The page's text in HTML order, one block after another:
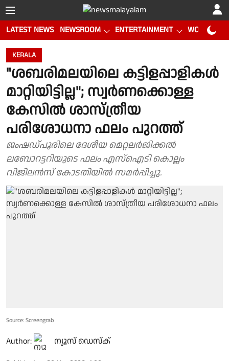
LATEST NEWS NEWSROOM ENTERTAINMENT WORLD CUP
KERALA
"ശബരിമലയിലെ കട്ടിളപ്പാളികൾ
മാറ്റിയിട്ടില്ല"; സ്വർണക്കൊള്ള
കേസിൽ ശാസ്ത്രീയ
പരിശോധനാ ഫലം പുറത്ത്
ജംഷഡ്‌പൂരിലെ ദേശീയ മെറ്റലർജിക്കൽ
ലബോറട്ടറിയുടെ ഫലം എസ്ഐടി കൊല്ലം
വിജിലൻസ് കോടതിയിൽ സമർപ്പിച്ചു.
Source: Screengrab
Author: ന്യൂസ് ഡെസ്ക്